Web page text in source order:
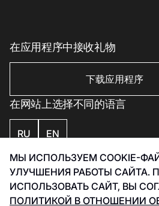
МЫ ИСПОЛЬЗУЕМ COOKIE-
УЛУЧШЕНИЯ РАБОТЫ САЙТА.
ИСПОЛЬЗОВАТЬ САЙТ, ВЫ
ПОЛИТИКОЙ В ОТНОШЕНИИ
家居用品
在应用程序中接收礼物
下载应用程序
在网站上选择不同的语言
RU EN
私隐政策
Smart Captcha 数据处理政策
发展 Инфинити 2026